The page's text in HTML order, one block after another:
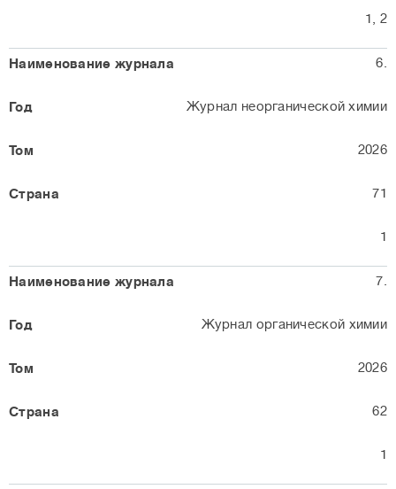
1, 2
6.
Журнал неорганической химии
2026
71
1
7.
Журнал органической химии
2026
62
1